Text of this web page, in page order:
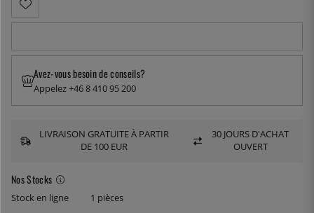
Nos Stocks
Stock en ligne 1 pièces
Avez-vous besoin de conseils?
Appelez +46 8 410 95 200
LIVRAISON GRATUITE À PARTIR
DE 100 EUR
30 JOURS D'ACHAT
OUVERT